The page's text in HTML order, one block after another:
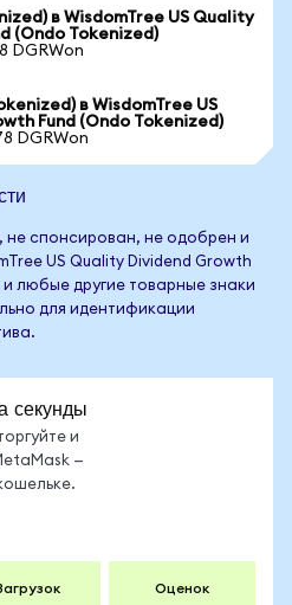
в WisdomTree US Quality
(Ondo Tokenized)
DGRWon
в WisdomTree US
Fund (Ondo Tokenized)
DGRWon
не спонсирован, не одобрен и
US Quality Dividend Growth
любые другие товарные знаки
для идентификации
секунды
и
—
Оценок